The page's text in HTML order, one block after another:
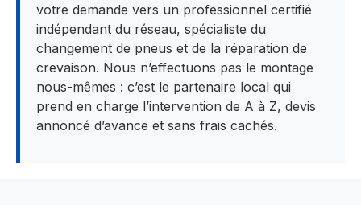
votre demande vers un professionnel certifié
indépendant du réseau, spécialiste du
changement de pneus et de la réparation de
crevaison. Nous n’effectuons pas le montage
nous-mêmes : c’est le partenaire local qui
prend en charge l’intervention de A à Z, devis
annoncé d’avance et sans frais cachés.